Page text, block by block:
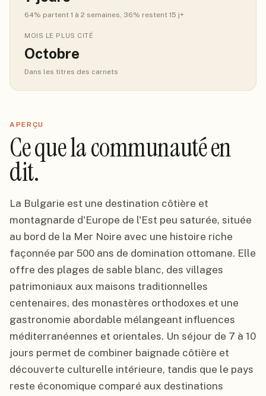
64% partent 1 à 2 semaines, 36% restent 15 j+
MOIS LE PLUS CITÉ
Octobre
Dans les titres des carnets
APERÇU
Ce que la communauté en
dit.
La Bulgarie est une destination côtière et
montagnarde d'Europe de l'Est peu saturée, située
au bord de la Mer Noire avec une histoire riche
façonnée par 500 ans de domination ottomane. Elle
offre des plages de sable blanc, des villages
patrimoniaux aux maisons traditionnelles
centenaires, des monastères orthodoxes et une
gastronomie abordable mélangeant influences
méditerranéennes et orientales. Un séjour de 7 à 10
jours permet de combiner baignade côtière et
découverte culturelle intérieure, tandis que le pays
reste économique comparé aux destinations